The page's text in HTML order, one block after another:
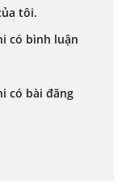
tôi.
có bình luận
có bài đăng